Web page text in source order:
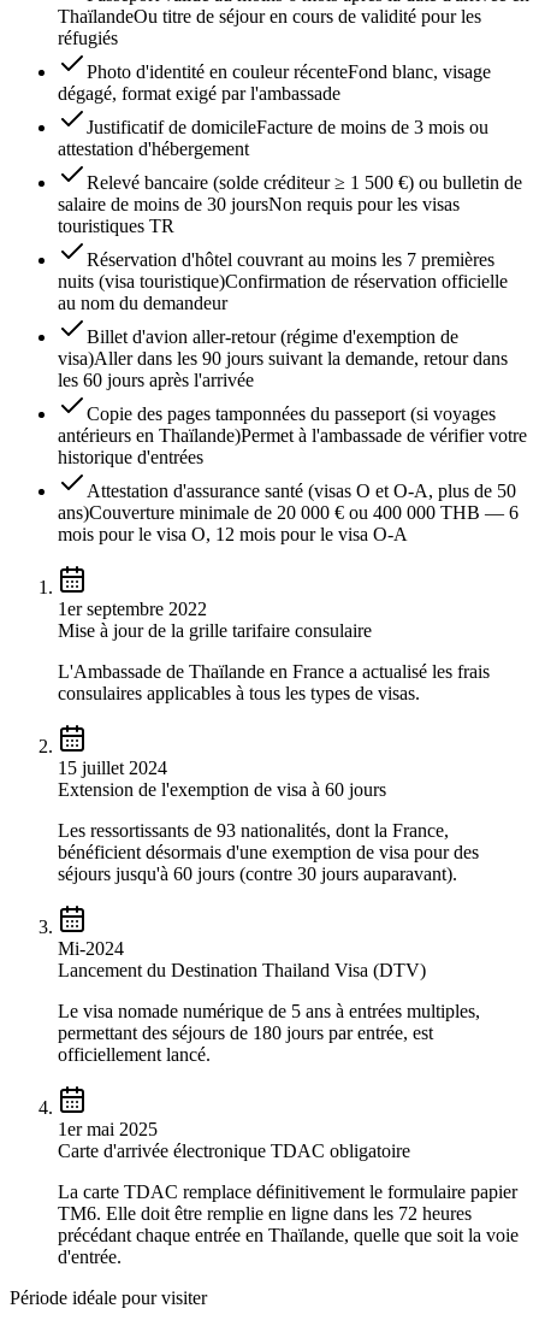
ThaïlandeOu titre de séjour en cours de validité pour les
réfugiés
Photo d'identité en couleur récenteFond blanc, visage
dégagé, format exigé par l'ambassade
Justificatif de domicileFacture de moins de 3 mois ou
attestation d'hébergement
Relevé bancaire (solde créditeur ≥ 1 500 €) ou bulletin de
salaire de moins de 30 joursNon requis pour les visas
touristiques TR
Réservation d'hôtel couvrant au moins les 7 premières
nuits (visa touristique)Confirmation de réservation officielle
au nom du demandeur
Billet d'avion aller-retour (régime d'exemption de
visa)Aller dans les 90 jours suivant la demande, retour dans
les 60 jours après l'arrivée
Copie des pages tamponnées du passeport (si voyages
antérieurs en Thaïlande)Permet à l'ambassade de vérifier votre
historique d'entrées
Attestation d'assurance santé (visas O et O-A, plus de 50
ans)Couverture minimale de 20 000 € ou 400 000 THB — 6
mois pour le visa O, 12 mois pour le visa O-A
1er septembre 2022
Mise à jour de la grille tarifaire consulaire
L'Ambassade de Thaïlande en France a actualisé les frais
consulaires applicables à tous les types de visas.
15 juillet 2024
Extension de l'exemption de visa à 60 jours
Les ressortissants de 93 nationalités, dont la France,
bénéficient désormais d'une exemption de visa pour des
séjours jusqu'à 60 jours (contre 30 jours auparavant).
Mi-2024
Lancement du Destination Thailand Visa (DTV)
Le visa nomade numérique de 5 ans à entrées multiples,
permettant des séjours de 180 jours par entrée, est
officiellement lancé.
1er mai 2025
Carte d'arrivée électronique TDAC obligatoire
La carte TDAC remplace définitivement le formulaire papier
TM6. Elle doit être remplie en ligne dans les 72 heures
précédant chaque entrée en Thaïlande, quelle que soit la voie
d'entrée.
Période idéale pour visiter